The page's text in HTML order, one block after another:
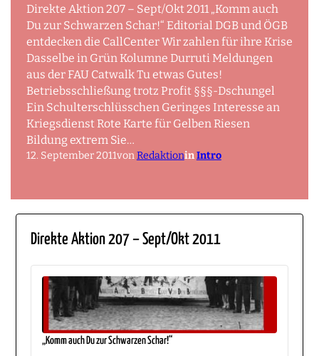
Direkte Aktion 207 – Sept/Okt 2011 „Komm auch
Du zur Schwarzen Schar!“ Editorial DGB und ÖGB
entdecken die CallCenter Wir zahlen für ihre Krise
Dasselbe in Grün Kolumne Durruti Meldungen
aus der FAU Catwalk Tu etwas Gutes!
Betriebsschließung trotz Profit §§§-Dschungel
Ein Schulterschlüsschen Geringes Interesse an
Kriegsdienst Rote Karte für Gelben Riesen
Bildung extrem Sie…
12. September 2011vonRedaktioninIntro
Direkte Aktion 207 – Sept/Okt 2011
„Komm auch Du zur Schwarzen Schar!“